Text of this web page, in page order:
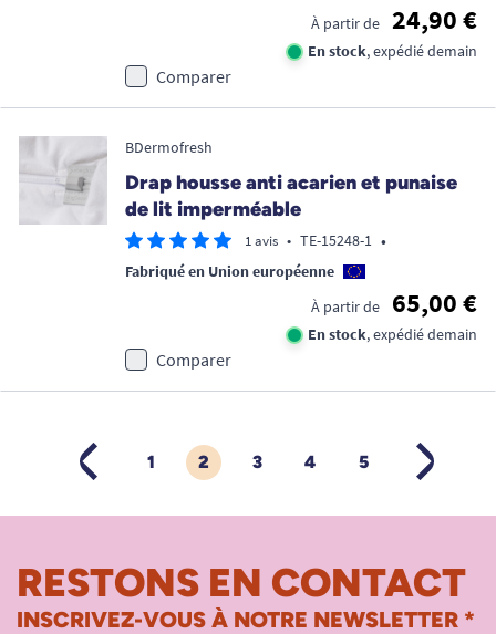
À partir de 24,90 €
En stock, expédié demain
Comparer
BDermofresh
Drap housse anti acarien et punaise
de lit imperméable
1 avis • TE-15248-1 •
Fabriqué en Union européenne
À partir de
65,00 €
En stock, expédié demain
Comparer
PRÉCÉDENT
1 2 3 4 5 SUIVANT
RESTONS EN CONTACT
INSCRIVEZ-VOUS À NOTRE NEWSLETTER *